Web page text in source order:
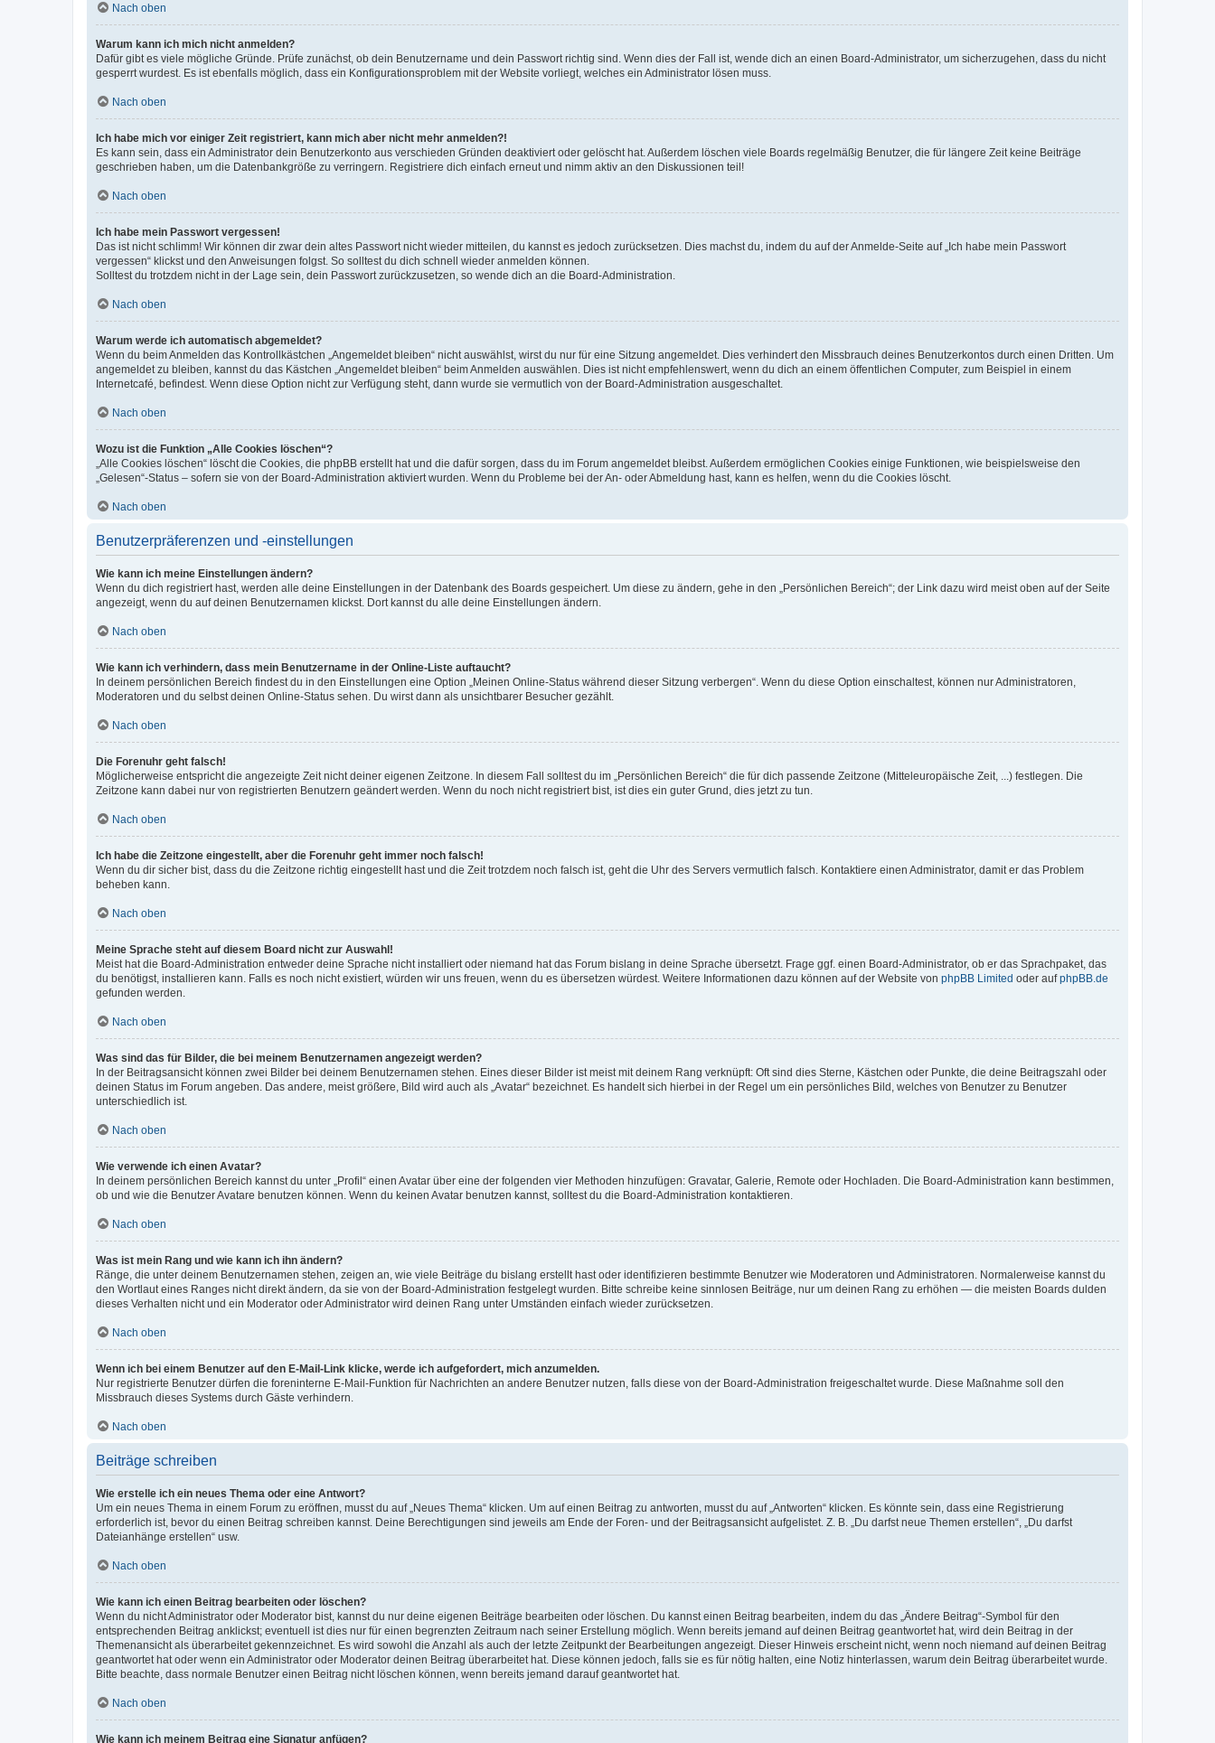
Nach oben
Warum kann ich mich nicht anmelden?
Dafür gibt es viele mögliche Gründe. Prüfe zunächst, ob dein Benutzername und dein Passwort richtig sind. Wenn dies der Fall ist, wende dich an einen Board-Administrator, um sicherzugehen, dass du nicht
gesperrt wurdest. Es ist ebenfalls möglich, dass ein Konfigurationsproblem mit der Website vorliegt, welches ein Administrator lösen muss.
Nach oben
Ich habe mich vor einiger Zeit registriert, kann mich aber nicht mehr anmelden?!
Es kann sein, dass ein Administrator dein Benutzerkonto aus verschieden Gründen deaktiviert oder gelöscht hat. Außerdem löschen viele Boards regelmäßig Benutzer, die für längere Zeit keine Beiträge
geschrieben haben, um die Datenbankgröße zu verringern. Registriere dich einfach erneut und nimm aktiv an den Diskussionen teil!
Nach oben
Ich habe mein Passwort vergessen!
Das ist nicht schlimm! Wir können dir zwar dein altes Passwort nicht wieder mitteilen, du kannst es jedoch zurücksetzen. Dies machst du, indem du auf der Anmelde-Seite auf „Ich habe mein Passwort
vergessen“ klickst und den Anweisungen folgst. So solltest du dich schnell wieder anmelden können.
Solltest du trotzdem nicht in der Lage sein, dein Passwort zurückzusetzen, so wende dich an die Board-Administration.
Nach oben
Warum werde ich automatisch abgemeldet?
Wenn du beim Anmelden das Kontrollkästchen „Angemeldet bleiben“ nicht auswählst, wirst du nur für eine Sitzung angemeldet. Dies verhindert den Missbrauch deines Benutzerkontos durch einen Dritten. Um
angemeldet zu bleiben, kannst du das Kästchen „Angemeldet bleiben“ beim Anmelden auswählen. Dies ist nicht empfehlenswert, wenn du dich an einem öffentlichen Computer, zum Beispiel in einem
Internetcafé, befindest. Wenn diese Option nicht zur Verfügung steht, dann wurde sie vermutlich von der Board-Administration ausgeschaltet.
Nach oben
Wozu ist die Funktion „Alle Cookies löschen“?
„Alle Cookies löschen“ löscht die Cookies, die phpBB erstellt hat und die dafür sorgen, dass du im Forum angemeldet bleibst. Außerdem ermöglichen Cookies einige Funktionen, wie beispielsweise den
„Gelesen“-Status – sofern sie von der Board-Administration aktiviert wurden. Wenn du Probleme bei der An- oder Abmeldung hast, kann es helfen, wenn du die Cookies löscht.
Nach oben
Benutzerpräferenzen und -einstellungen
Wie kann ich meine Einstellungen ändern?
Wenn du dich registriert hast, werden alle deine Einstellungen in der Datenbank des Boards gespeichert. Um diese zu ändern, gehe in den „Persönlichen Bereich“; der Link dazu wird meist oben auf der Seite
angezeigt, wenn du auf deinen Benutzernamen klickst. Dort kannst du alle deine Einstellungen ändern.
Nach oben
Wie kann ich verhindern, dass mein Benutzername in der Online-Liste auftaucht?
In deinem persönlichen Bereich findest du in den Einstellungen eine Option „Meinen Online-Status während dieser Sitzung verbergen“. Wenn du diese Option einschaltest, können nur Administratoren,
Moderatoren und du selbst deinen Online-Status sehen. Du wirst dann als unsichtbarer Besucher gezählt.
Nach oben
Die Forenuhr geht falsch!
Möglicherweise entspricht die angezeigte Zeit nicht deiner eigenen Zeitzone. In diesem Fall solltest du im „Persönlichen Bereich“ die für dich passende Zeitzone (Mitteleuropäische Zeit, ...) festlegen. Die
Zeitzone kann dabei nur von registrierten Benutzern geändert werden. Wenn du noch nicht registriert bist, ist dies ein guter Grund, dies jetzt zu tun.
Nach oben
Ich habe die Zeitzone eingestellt, aber die Forenuhr geht immer noch falsch!
Wenn du dir sicher bist, dass du die Zeitzone richtig eingestellt hast und die Zeit trotzdem noch falsch ist, geht die Uhr des Servers vermutlich falsch. Kontaktiere einen Administrator, damit er das Problem
beheben kann.
Nach oben
Meine Sprache steht auf diesem Board nicht zur Auswahl!
Meist hat die Board-Administration entweder deine Sprache nicht installiert oder niemand hat das Forum bislang in deine Sprache übersetzt. Frage ggf. einen Board-Administrator, ob er das Sprachpaket, das
du benötigst, installieren kann. Falls es noch nicht existiert, würden wir uns freuen, wenn du es übersetzen würdest. Weitere Informationen dazu können auf der Website von phpBB Limited oder aufphpBB.de
gefunden werden.
Nach oben
Was sind das für Bilder, die bei meinem Benutzernamen angezeigt werden?
In der Beitragsansicht können zwei Bilder bei deinem Benutzernamen stehen. Eines dieser Bilder ist meist mit deinem Rang verknüpft: Oft sind dies Sterne, Kästchen oder Punkte, die deine Beitragszahl oder
deinen Status im Forum angeben. Das andere, meist größere, Bild wird auch als „Avatar“ bezeichnet. Es handelt sich hierbei in der Regel um ein persönliches Bild, welches von Benutzer zu Benutzer
unterschiedlich ist.
Nach oben
Wie verwende ich einen Avatar?
In deinem persönlichen Bereich kannst du unter „Profil“ einen Avatar über eine der folgenden vier Methoden hinzufügen: Gravatar, Galerie, Remote oder Hochladen. Die Board-Administration kann bestimmen,
ob und wie die Benutzer Avatare benutzen können. Wenn du keinen Avatar benutzen kannst, solltest du die Board-Administration kontaktieren.
Nach oben
Was ist mein Rang und wie kann ich ihn ändern?
Ränge, die unter deinem Benutzernamen stehen, zeigen an, wie viele Beiträge du bislang erstellt hast oder identifizieren bestimmte Benutzer wie Moderatoren und Administratoren. Normalerweise kannst du
den Wortlaut eines Ranges nicht direkt ändern, da sie von der Board-Administration festgelegt wurden. Bitte schreibe keine sinnlosen Beiträge, nur um deinen Rang zu erhöhen — die meisten Boards dulden
dieses Verhalten nicht und ein Moderator oder Administrator wird deinen Rang unter Umständen einfach wieder zurücksetzen.
Nach oben
Wenn ich bei einem Benutzer auf den E-Mail-Link klicke, werde ich aufgefordert, mich anzumelden.
Nur registrierte Benutzer dürfen die foreninterne E-Mail-Funktion für Nachrichten an andere Benutzer nutzen, falls diese von der Board-Administration freigeschaltet wurde. Diese Maßnahme soll den
Missbrauch dieses Systems durch Gäste verhindern.
Nach oben
Beiträge schreiben
Wie erstelle ich ein neues Thema oder eine Antwort?
Um ein neues Thema in einem Forum zu eröffnen, musst du auf „Neues Thema“ klicken. Um auf einen Beitrag zu antworten, musst du auf „Antworten“ klicken. Es könnte sein, dass eine Registrierung
erforderlich ist, bevor du einen Beitrag schreiben kannst. Deine Berechtigungen sind jeweils am Ende der Foren- und der Beitragsansicht aufgelistet. Z. B. „Du darfst neue Themen erstellen“, „Du darfst
Dateianhänge erstellen“ usw.
Nach oben
Wie kann ich einen Beitrag bearbeiten oder löschen?
Wenn du nicht Administrator oder Moderator bist, kannst du nur deine eigenen Beiträge bearbeiten oder löschen. Du kannst einen Beitrag bearbeiten, indem du das „Ändere Beitrag“-Symbol für den
entsprechenden Beitrag anklickst; eventuell ist dies nur für einen begrenzten Zeitraum nach seiner Erstellung möglich. Wenn bereits jemand auf deinen Beitrag geantwortet hat, wird dein Beitrag in der
Themenansicht als überarbeitet gekennzeichnet. Es wird sowohl die Anzahl als auch der letzte Zeitpunkt der Bearbeitungen angezeigt. Dieser Hinweis erscheint nicht, wenn noch niemand auf deinen Beitrag
geantwortet hat oder wenn ein Administrator oder Moderator deinen Beitrag überarbeitet hat. Diese können jedoch, falls sie es für nötig halten, eine Notiz hinterlassen, warum dein Beitrag überarbeitet wurde.
Bitte beachte, dass normale Benutzer einen Beitrag nicht löschen können, wenn bereits jemand darauf geantwortet hat.
Nach oben
Wie kann ich meinem Beitrag eine Signatur anfügen?